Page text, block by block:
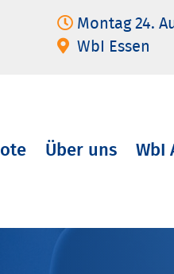
Montag 24.
WbI Essen
Über uns WbI